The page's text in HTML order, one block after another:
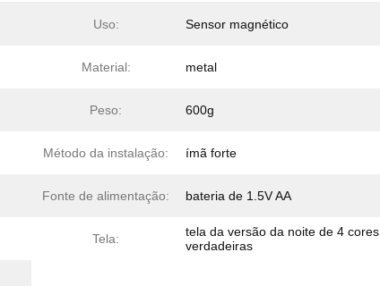
Uso: Sensor magnético
Material: metal
Peso: 600g
Método da instalação: ímã forte
Fonte de alimentação: bateria de 1.5V AA
Tela:
tela da versão da noite de 4 cores
verdadeiras